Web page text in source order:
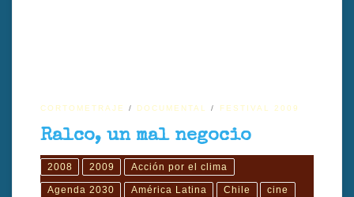
CORTOMETRAJE DOCUMENTAL FESTIVAL 2009
Ralco, un mal negocio
2008 2009 Acción por el clima
Agenda 2030 América Latina Chile cine